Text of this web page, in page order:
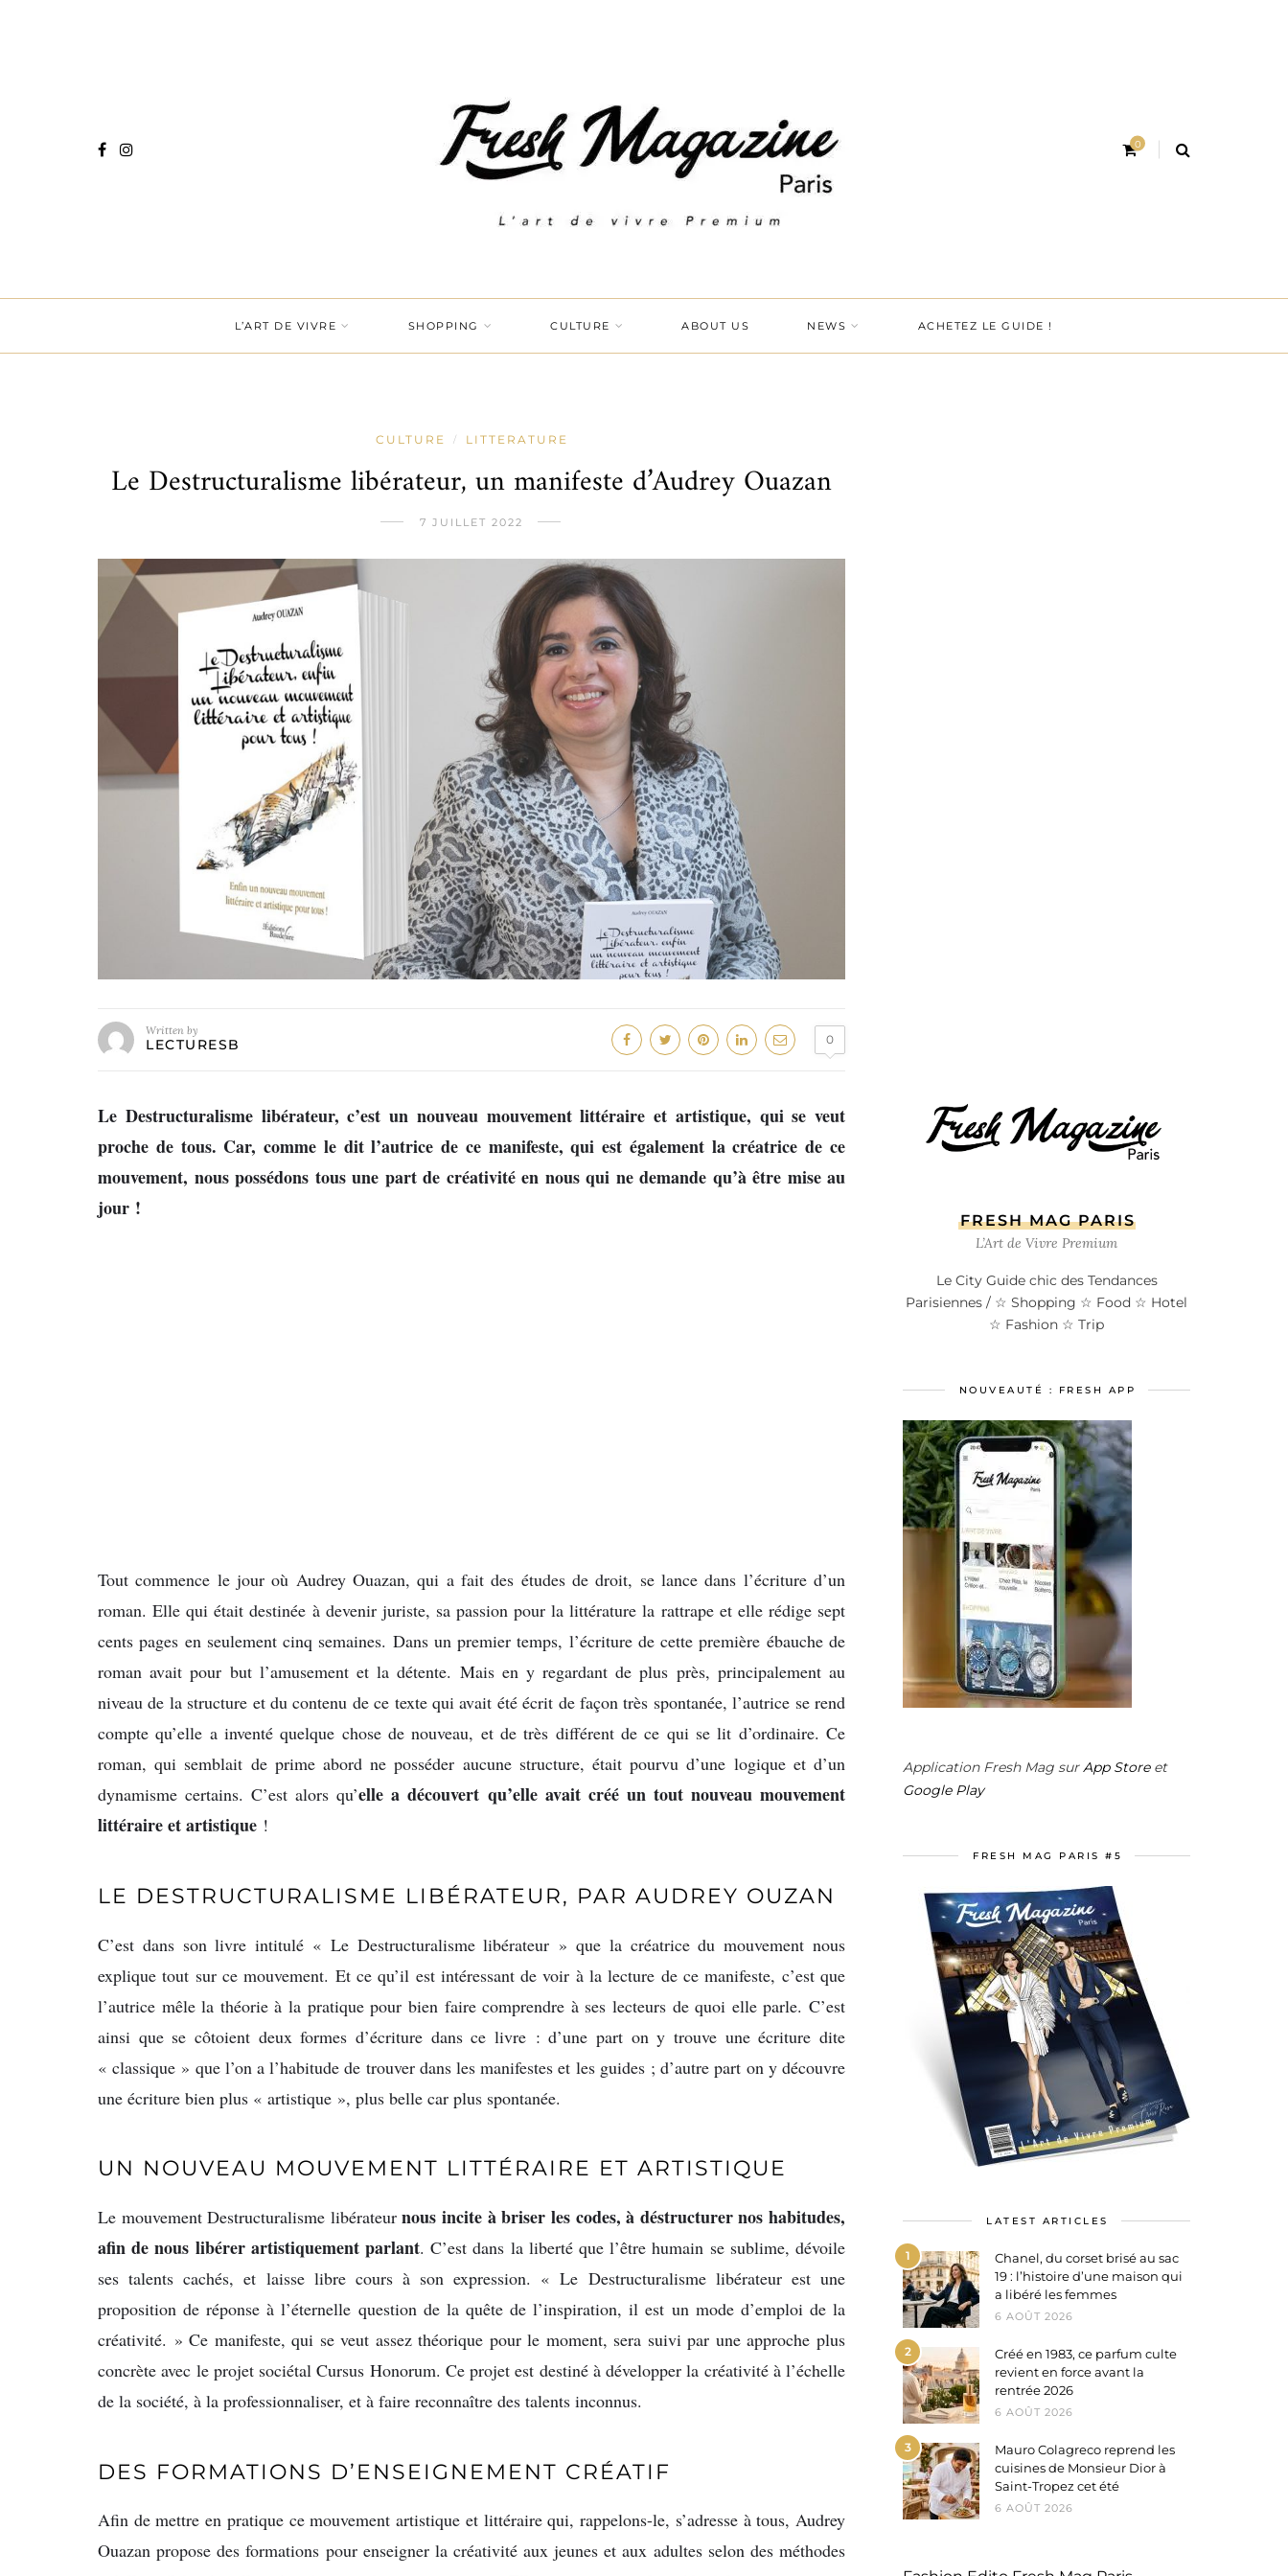
0
L’ART DE VIVRE SHOPPING CULTURE ABOUT US NEWS ACHETEZ LE GUIDE !
CULTURE / LITTERATURE
Le Destructuralisme libérateur, un manifeste d’Audrey Ouazan
7 JUILLET 2022
Written by
LECTURESB 0
Le Destructuralisme libérateur, c’est un nouveau mouvement littéraire et artistique, qui se veut
proche de tous. Car, comme le dit l’autrice de ce manifeste, qui est également la créatrice de ce
mouvement, nous possédons tous une part de créativité en nous qui ne demande qu’à être mise au
jour !
Tout commence le jour où Audrey Ouazan, qui a fait des études de droit, se lance dans l’écriture d’un
roman. Elle qui était destinée à devenir juriste, sa passion pour la littérature la rattrape et elle rédige sept
cents pages en seulement cinq semaines. Dans un premier temps, l’écriture de cette première ébauche de
roman avait pour but l’amusement et la détente. Mais en y regardant de plus près, principalement au
niveau de la structure et du contenu de ce texte qui avait été écrit de façon très spontanée, l’autrice se rend
compte qu’elle a inventé quelque chose de nouveau, et de très différent de ce qui se lit d’ordinaire. Ce
roman, qui semblait de prime abord ne posséder aucune structure, était pourvu d’une logique et d’un
dynamisme certains. C’est alors qu’elle a découvert qu’elle avait créé un tout nouveau mouvement
littéraire et artistique !
LE DESTRUCTURALISME LIBÉRATEUR, PAR AUDREY OUZAN
C’est dans son livre intitulé « Le Destructuralisme libérateur » que la créatrice du mouvement nous
explique tout sur ce mouvement. Et ce qu’il est intéressant de voir à la lecture de ce manifeste, c’est que
l’autrice mêle la théorie à la pratique pour bien faire comprendre à ses lecteurs de quoi elle parle. C’est
ainsi que se côtoient deux formes d’écriture dans ce livre : d’une part on y trouve une écriture dite
« classique » que l’on a l’habitude de trouver dans les manifestes et les guides ; d’autre part on y découvre
une écriture bien plus « artistique », plus belle car plus spontanée.
UN NOUVEAU MOUVEMENT LITTÉRAIRE ET ARTISTIQUE
Le mouvement Destructuralisme libérateurnous incite à briser les codes, à déstructurer nos habitudes,
afin de nous libérer artistiquement parlant. C’est dans la liberté que l’être humain se sublime, dévoile
ses talents cachés, et laisse libre cours à son expression. « Le Destructuralisme libérateur est une
proposition de réponse à l’éternelle question de la quête de l’inspiration, il est un mode d’emploi de la
créativité. » Ce manifeste, qui se veut assez théorique pour le moment, sera suivi par une approche plus
concrète avec le projet sociétal Cursus Honorum. Ce projet est destiné à développer la créativité à l’échelle
de la société, à la professionnaliser, et à faire reconnaître des talents inconnus.
DES FORMATIONS D’ENSEIGNEMENT CRÉATIF
Afin de mettre en pratique ce mouvement artistique et littéraire qui, rappelons-le, s’adresse à tous, Audrey
Ouazan propose des formations pour enseigner la créativité aux jeunes et aux adultes selon des méthodes
FRESH MAG PARIS
L’Art de Vivre Premium
Le City Guide chic des Tendances
Parisiennes / ☆ Shopping ☆ Food ☆ Hotel
☆ Fashion ☆ Trip
NOUVEAUTÉ : FRESH APP
Application Fresh Mag surApp Storeet
Google Play
FRESH MAG PARIS #5
LATEST ARTICLES
1
Chanel, du corset brisé au sac
19 : l’histoire d’une maison qui
a libéré les femmes
6 AOÛT 2026
2
Créé en 1983, ce parfum culte
revient en force avant la
rentrée 2026
6 AOÛT 2026
3
Mauro Colagreco reprend les
cuisines de Monsieur Dior à
Saint-Tropez cet été
6 AOÛT 2026